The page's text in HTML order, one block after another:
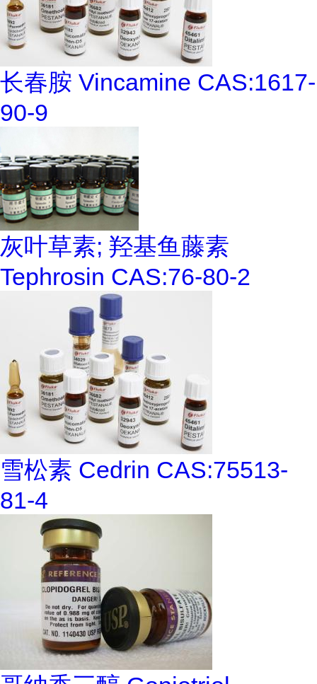
长春胺 Vincamine CAS:1617-
90-9
灰叶草素; 羟基鱼藤素
Tephrosin CAS:76-80-2
雪松素 Cedrin CAS:75513-
81-4